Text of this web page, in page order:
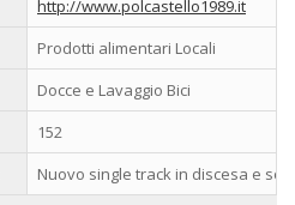
http://www.polcastello1989.it
Prodotti alimentari Locali
Docce e Lavaggio Bici
152
Nuovo single track in discesa e